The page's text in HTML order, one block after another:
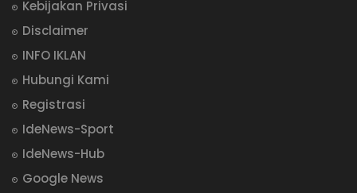
Kebijakan Privasi
Disclaimer
INFO IKLAN
Hubungi Kami
Registrasi
IdeNews-Sport
IdeNews-Hub
Google News